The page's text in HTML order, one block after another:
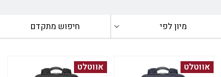
מיון לפי חיפוש מתקדם
אווטלט אווטלט